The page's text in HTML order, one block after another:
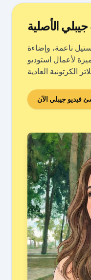
الأصلية
ناعمة، وإضاءة
لأعمال استوديو
فيديو جيبلي الآن